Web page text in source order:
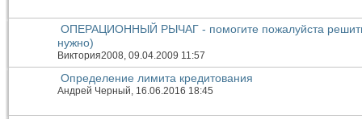
ОПЕРАЦИОННЫЙ РЫЧАГ - помогите пожалуйста решить
нужно)
Виктория2008, 09.04.2009 11:57
Определение лимита кредитования
Андрей Черный , 16.06.2016 18:45